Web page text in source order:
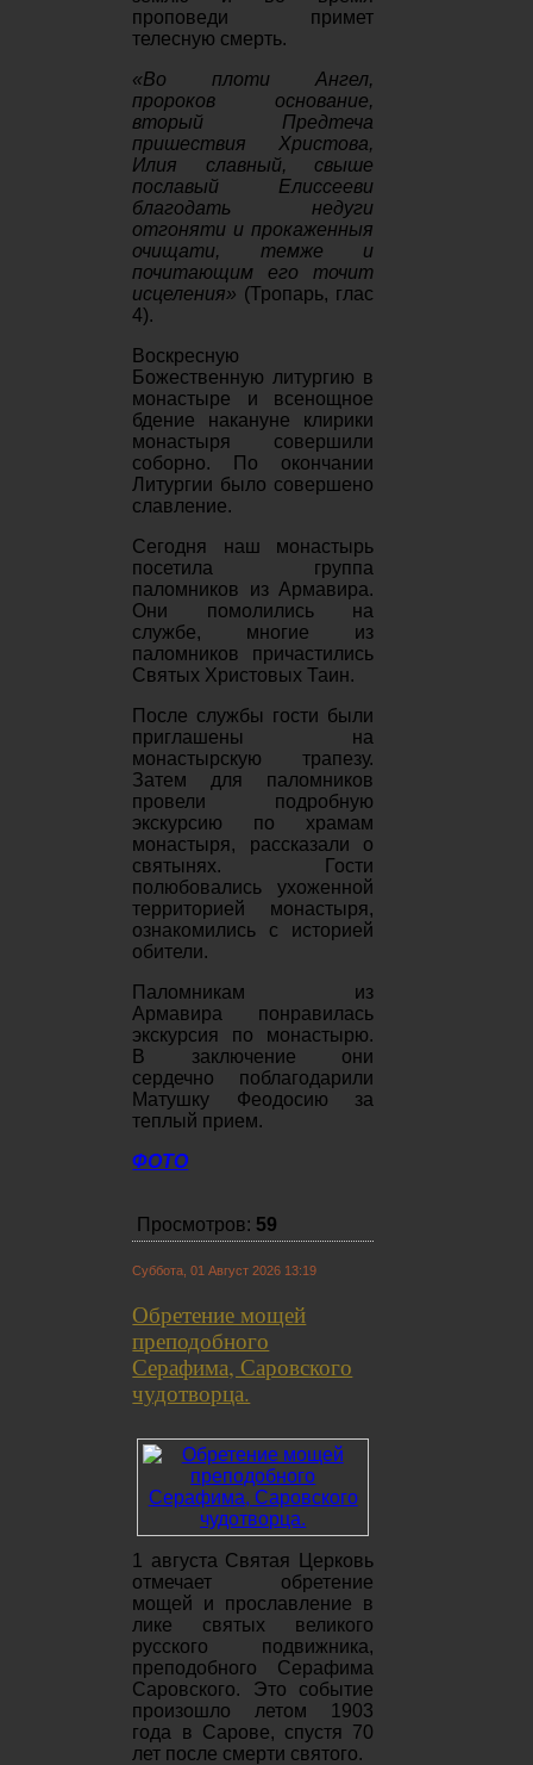
проповеди примет
телесную смерть.
«Во плоти Ангел,
пророков основание,
вторый Предтеча
пришествия Христова,
Илия славный, свыше
пославый Елиссееви
благодать недуги
отгоняти и прокаженныя
очищати, темже и
почитающим его точит
исцеления» (Тропарь, глас
4).
Воскресную
Божественную литургию в
монастыре и всенощное
бдение накануне клирики
монастыря совершили
соборно. По окончании
Литургии было совершено
славление.
Сегодня наш монастырь
посетила группа
паломников из Армавира.
Они помолились на
службе, многие из
паломников причастились
Святых Христовых Таин.
После службы гости были
приглашены на
монастырскую трапезу.
Затем для паломников
провели подробную
экскурсию по храмам
монастыря, рассказали о
святынях. Гости
полюбовались ухоженной
территорией монастыря,
ознакомились с историей
обители.
Паломникам из
Армавира понравилась
экскурсия по монастырю.
В заключение они
сердечно поблагодарили
Матушку Феодосию за
теплый прием.
ФОТО
Просмотров: 59
Суббота, 01 Август 2026 13:19
Обретение мощей
преподобного
Серафима, Саровского
чудотворца.
1 августа Святая Церковь
отмечает обретение
мощей и прославление в
лике святых великого
русского подвижника,
преподобного Серафима
Саровского. Это событие
произошло летом 1903
года в Сарове, спустя 70
лет после смерти святого.